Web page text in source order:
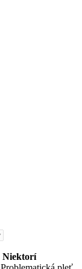
Niektorí